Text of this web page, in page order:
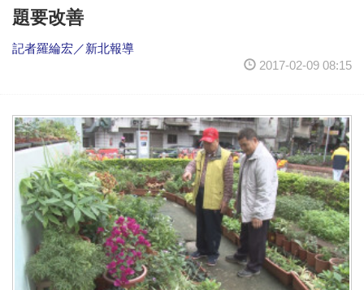
題要改善
記者羅綸宏／新北報導
2017-02-09 08:15